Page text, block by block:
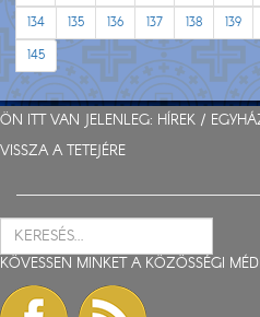
134
135 136 137 138 139
145
ÖN ITT VAN JELENLEG: HÍREK /
VISSZA A TETEJÉRE
KÖVESSEN MINKET A KÖZÖSSÉGI